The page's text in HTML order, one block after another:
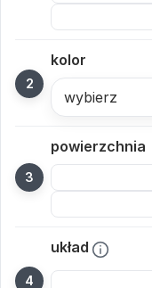
kolor
wybierz
powierzchnia
układ